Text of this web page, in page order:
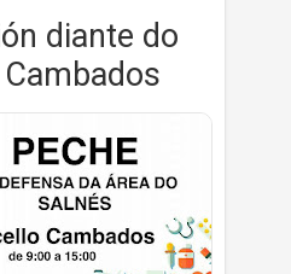
diante do